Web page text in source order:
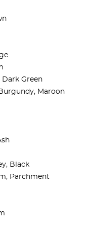
Dark Green
Maroon
Black
Parchment